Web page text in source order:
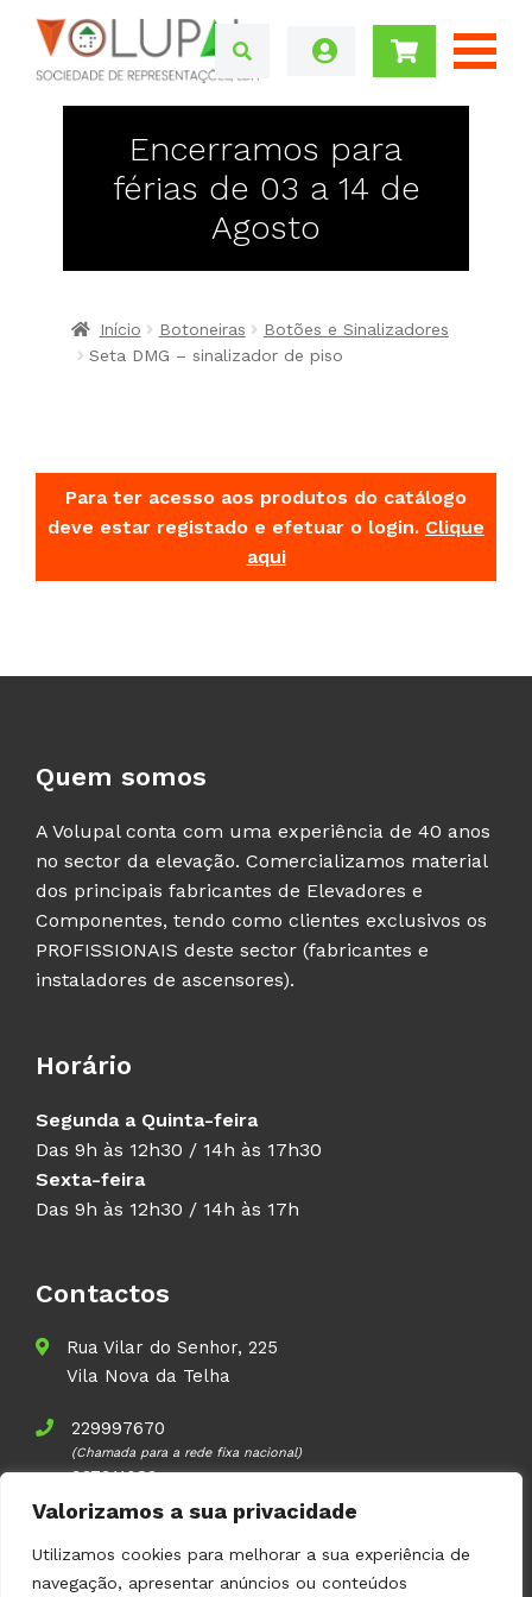
Valorizamos a sua privacidade
Utilizamos cookies para melhorar a sua experiência de
navegação, apresentar anúncios ou conteúdos
Encerramos para
férias de 03 a 14 de
Agosto
Início Botoneiras
Botões e Sinalizadores
Seta DMG – sinalizador de piso
Para ter acesso aos produtos do catálogo
deve estar registado e efetuar o login. Clique
aqui
Quem somos
A Volupal conta com uma experiência de 40 anos
no sector da elevação. Comercializamos material
dos principais fabricantes de Elevadores e
Componentes, tendo como clientes exclusivos os
PROFISSIONAIS deste sector (fabricantes e
instaladores de ascensores).
Horário
Segunda a Quinta-feira
Das 9h às 12h30 / 14h às 17h30
Sexta-feira
Das 9h às 12h30 / 14h às 17h
Contactos
Rua Vilar do Senhor, 225
Vila Nova da Telha
229997670
(Chamada para a rede fixa nacional)
937911083
(Chamada para a rede móvel nacional)
geral@volupal.pt